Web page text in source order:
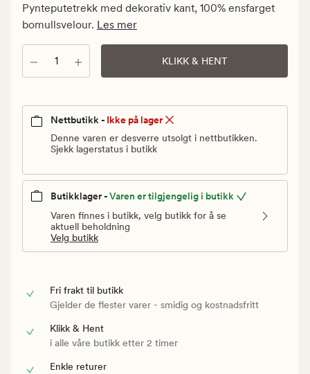
kr.
Vanlig
Pynteputetrekk med dekorativ kant, 100% ensfarget
bomullsvelour. Les mer
Antall KLIKK & HENT
Nettbutikk - Ikke på lager
Denne varen er desverre utsolgt i nettbutikken.
Sjekk lagerstatus i butikk
Butikklager -Varen er tilgjengelig i butikk
Varen finnes i butikk, velg butikk for å se
aktuell beholdning
Velg butikk
Fri frakt til butikk
Gjelder de flester varer - smidig og kostnadsfritt
Klikk & Hent
i alle våre butikk etter 2 timer
Enkle returer